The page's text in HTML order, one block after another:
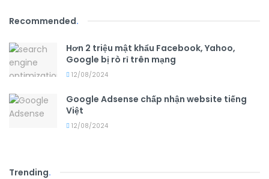
Recommended.
Hơn 2 triệu mật khẩu Facebook, Yahoo,
Google bị rò rỉ trên mạng
12/08/2024
Google Adsense chấp nhận website tiếng
Việt
12/08/2024
Trending.